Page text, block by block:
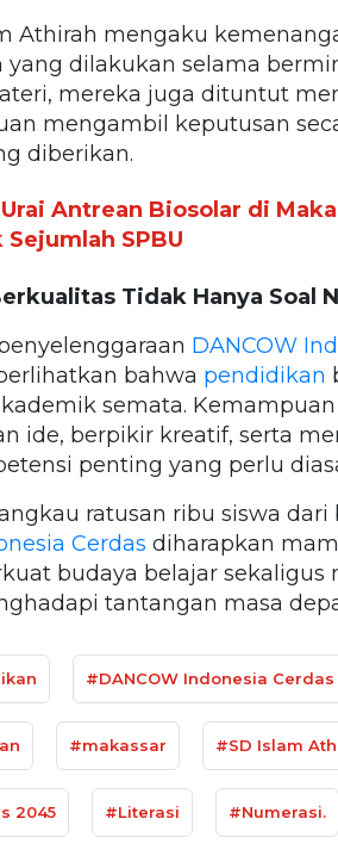
Athirah mengaku
yang dilakukan selama
mereka juga dituntut
mengambil keputusan
diberikan.
Urai Antrean Biosolar di
SPBU
Tidak Hanya Soal
DANCOW
bahwa pendidikan
semata.
ide, berpikir kreatif, serta
penting yang perlu
ratusan ribu siswa dari
Cerdas diharapkan
budaya belajar sekaligus
tantangan masa
#DANCOW Indonesia Cerdas
#makassar #SD Islam
2045 #Literasi #Numerasi.